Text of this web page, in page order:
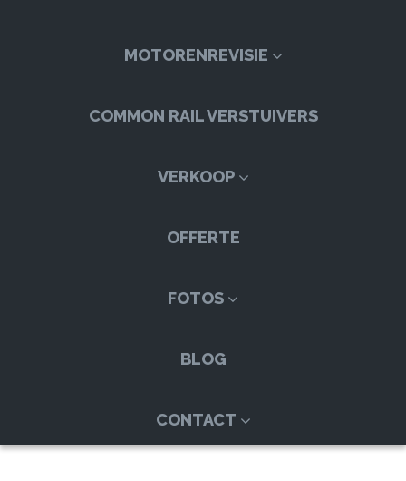
MOTORENREVISIE
COMMON RAIL VERSTUIVERS
VERKOOP
OFFERTE
FOTOS
BLOG
CONTACT